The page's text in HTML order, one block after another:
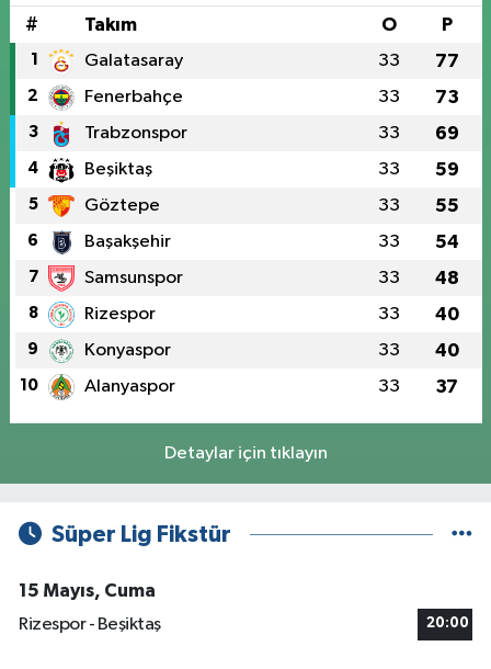
# Takım O P
1 Galatasaray 33 77
2 Fenerbahçe 33 73
3 Trabzonspor 33 69
4 Beşiktaş 33 59
5 Göztepe 33 55
6 Başakşehir 33 54
7 Samsunspor 33 48
8 Rizespor 33 40
9 Konyaspor 33 40
10 Alanyaspor 33 37
Detaylar için tıklayın
Süper Lig Fikstür
15 Mayıs, Cuma
Rizespor - Beşiktaş
20:00